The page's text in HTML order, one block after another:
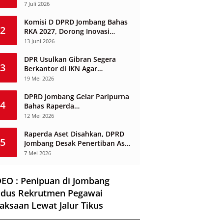
7 Juli 2026
2
Komisi D DPRD Jombang Bahas
RKA 2027, Dorong Inovasi
Layanan Ketenagakerjaan
13 Juni 2026
3
DPR Usulkan Gibran Segera
Berkantor di IKN Agar
Infrastruktur Tak Mangkrak dan
19 Mei 2026
4
DPRD Jombang Gelar Paripurna
Bahas Raperda
Penyelenggaraan Jasa
12 Mei 2026
5
Raperda Aset Disahkan, DPRD
Jombang Desak Penertiban Aset
Dikuasai Pihak Ketiga
7 Mei 2026
: Penipuan di Jombang
Rekrutmen Pegawai
Lewat Jalur Tikus